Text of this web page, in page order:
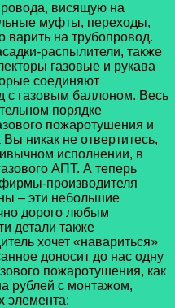
висящую на
муфты, переходы,
варить на трубопровод.
распылители, также
газовые и рукава
соединяют
с газовым баллоном. Весь
порядке
пожаротушения и
никак не отвертитесь,
исполнении, в
АПТ. А теперь
производителя
– эти небольшие
дорого любым
детали также
хочет «навариться»
доносит до нас одну
пожаротушения, как
рублей с монтажом,
элемента: